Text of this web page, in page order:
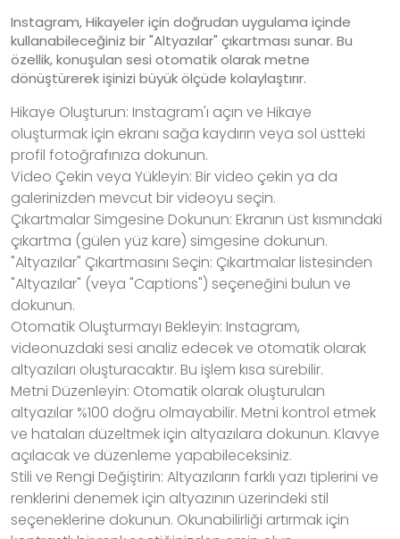
Instagram, Hikayeler için doğrudan uygulama içinde
kullanabileceğiniz bir "Altyazılar" çıkartması sunar. Bu
özellik, konuşulan sesi otomatik olarak metne
dönüştürerek işinizi büyük ölçüde kolaylaştırır.
Hikaye Oluşturun: Instagram'ı açın ve Hikaye
oluşturmak için ekranı sağa kaydırın veya sol üstteki
profil fotoğrafınıza dokunun.
Video Çekin veya Yükleyin: Bir video çekin ya da
galerinizden mevcut bir videoyu seçin.
Çıkartmalar Simgesine Dokunun: Ekranın üst kısmındaki
çıkartma (gülen yüz kare) simgesine dokunun.
"Altyazılar" Çıkartmasını Seçin: Çıkartmalar listesinden
"Altyazılar" (veya "Captions") seçeneğini bulun ve
dokunun.
Otomatik Oluşturmayı Bekleyin: Instagram,
videonuzdaki sesi analiz edecek ve otomatik olarak
altyazıları oluşturacaktır. Bu işlem kısa sürebilir.
Metni Düzenleyin: Otomatik olarak oluşturulan
altyazılar %100 doğru olmayabilir. Metni kontrol etmek
ve hataları düzeltmek için altyazılara dokunun. Klavye
açılacak ve düzenleme yapabileceksiniz.
Stili ve Rengi Değiştirin: Altyazıların farklı yazı tiplerini ve
renklerini denemek için altyazının üzerindeki stil
seçeneklerine dokunun. Okunabilirliği artırmak için